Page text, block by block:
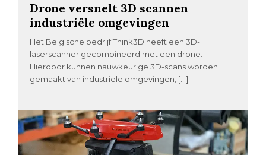
Drone versnelt 3D scannen
industriële omgevingen
Het Belgische bedrijf Think3D heeft een 3D-
laserscanner gecombineerd met een drone.
Hierdoor kunnen nauwkeurige 3D-scans worden
gemaakt van industriële omgevingen, […]